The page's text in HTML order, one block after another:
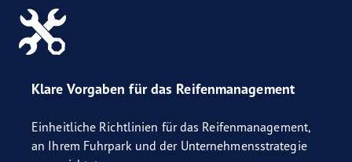
Klare Vorgaben für das Reifenmanagement
Einheitliche Richtlinien für das Reifenmanagement,
an Ihrem Fuhrpark und der Unternehmensstrategie